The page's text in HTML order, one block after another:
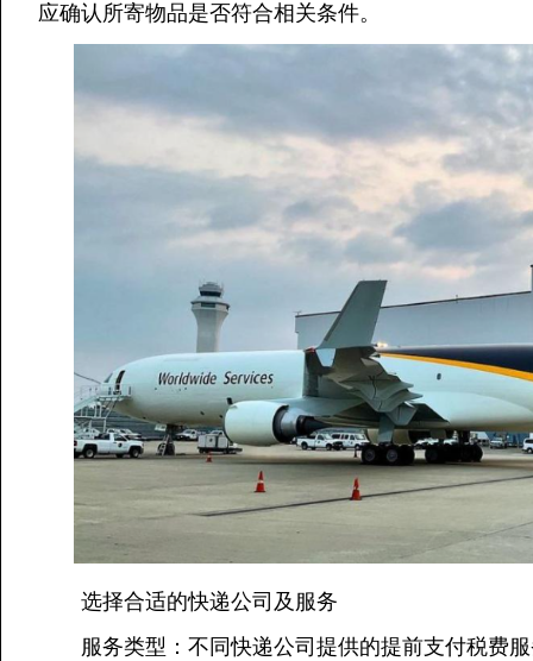
应确认所寄物品是否符合相关条件。
选择合适的快递公司及服务
服务类型：不同快递公司提供的提前支付税费服